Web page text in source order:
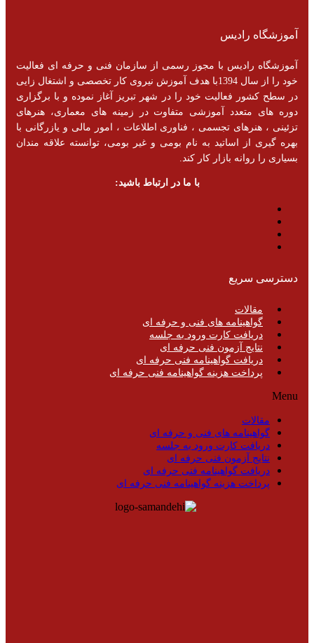
آموزشگاه رادیس
آموزشگاه رادیس با مجوز رسمی از سازمان فنی و حرفه ای فعالیت
خود را از سال 1394با هدف آموزش نیروی کار تخصصی و اشتغال زایی
در سطح کشور فعالیت خود را در شهر تبریز آغاز نموده و با برگزاری
دوره های متعدد آموزشی متفاوت در زمینه های معماری، هنرهای
تزئینی ، هنرهای تجسمی ، فناوری اطلاعات ، امور مالی و یازرگانی با
بهره گیری از اساتید به نام بومی و غیر بومی، توانسته علاقه مندان
بسیاری را روانه بازار کار کند.
با ما در ارتباط باشید:
دسترسی سریع
مقالات
گواهینامه های فنی و حرفه ای
دریافت کارت ورود به جلسه
نتایج آزمون فنی حرفه ای
دریافت گواهینامه فنی حرفه ای
پرداخت هزینه گواهینامه فنی حرفه ای
Menu
مقالات
گواهینامه های فنی و حرفه ای
دریافت کارت ورود به جلسه
نتایج آزمون فنی حرفه ای
دریافت گواهینامه فنی حرفه ای
پرداخت هزینه گواهینامه فنی حرفه ای